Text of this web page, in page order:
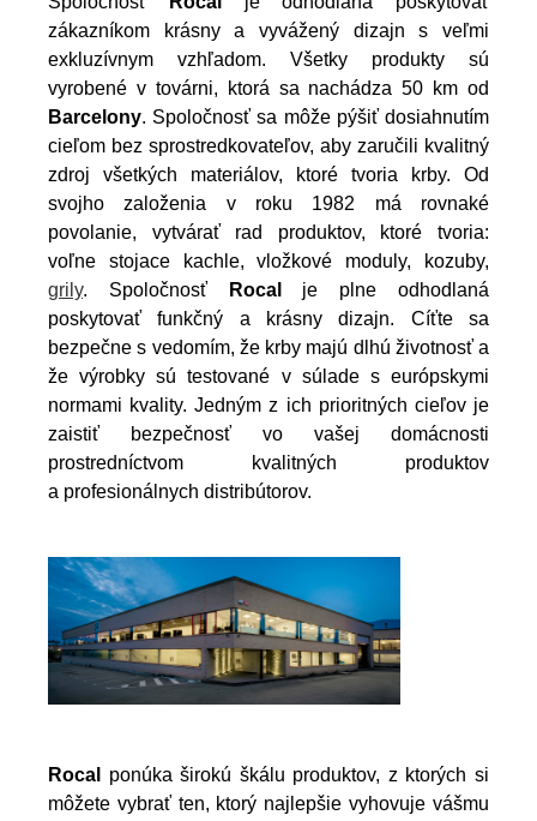
zákazníkom krásny a vyvážený dizajn s veľmi
exkluzívnym vzhľadom. Všetky produkty sú
vyrobené v továrni, ktorá sa nachádza 50 km od
Barcelony. Spoločnosť sa môže pýšiť dosiahnutím
cieľom bez sprostredkovateľov, aby zaručili kvalitný
zdroj všetkých materiálov, ktoré tvoria krby. Od
svojho založenia v roku 1982 má rovnaké
povolanie, vytvárať rad produktov, ktoré tvoria:
voľne stojace kachle, vložkové moduly, kozuby,
grily. Spoločnosť Rocal
je plne odhodlaná
poskytovať funkčný a krásny dizajn. Cíťte sa
bezpečne s vedomím, že krby majú dlhú životnosť a
že výrobky sú testované v súlade s európskymi
normami kvality. Jedným z ich prioritných cieľov je
zaistiť bezpečnosť vo vašej domácnosti
prostredníctvom kvalitných produktov
a profesionálnych distribútorov.
Rocal
ponúka širokú škálu produktov, z ktorých si
môžete vybrať ten, ktorý najlepšie vyhovuje vášmu